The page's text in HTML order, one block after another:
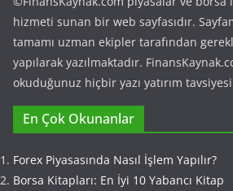
hizmeti sunan bir web sayfasıdır.
tamamı uzman ekipler tarafından
yapılarak yazılmaktadır.
okuduğunuz hiçbir yazı yatırım
En Çok Okunanlar
Forex Piyasasında Nasıl İşlem Yapılır?
Borsa Kitapları: En İyi 10 Yabancı Kitap